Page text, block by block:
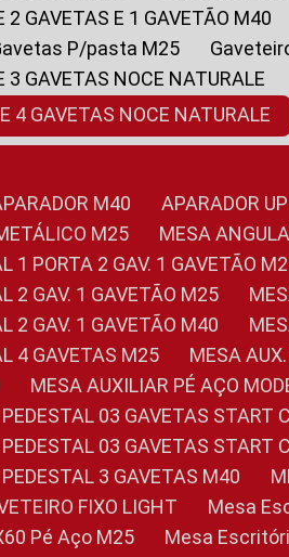
2 GAVETAS E 1 GAVETÃO M40
P/pasta M25
3 GAVETAS NOCE NATURALE
4 GAVETAS NOCE NATURALE
APARADOR M40 APARADOR
M25
MESA
1 PORTA 2 GAV. 1 GAVETÃO
2 GAV. 1 GAVETÃO M25
2 GAV. 1 GAVETÃO M40
4 GAVETAS M25
MESA
MESA AUXILIAR PÉ AÇO
PEDESTAL 03 GAVETAS START
PEDESTAL 03 GAVETAS START
PEDESTAL 3 GAVETAS M40
FIXO LIGHT
Mesa
Pé Aço M25
Mesa